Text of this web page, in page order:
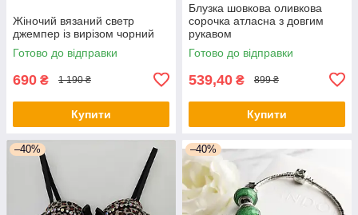
Жіночий вязаний светр
джемпер із вирізом чорний
Готово до відправки
690 ₴ 1 190 ₴
Купити
Блузка шовкова оливкова
сорочка атласна з довгим
рукавом
Готово до відправки
539,40 ₴ 899 ₴
Купити
–40% –40%